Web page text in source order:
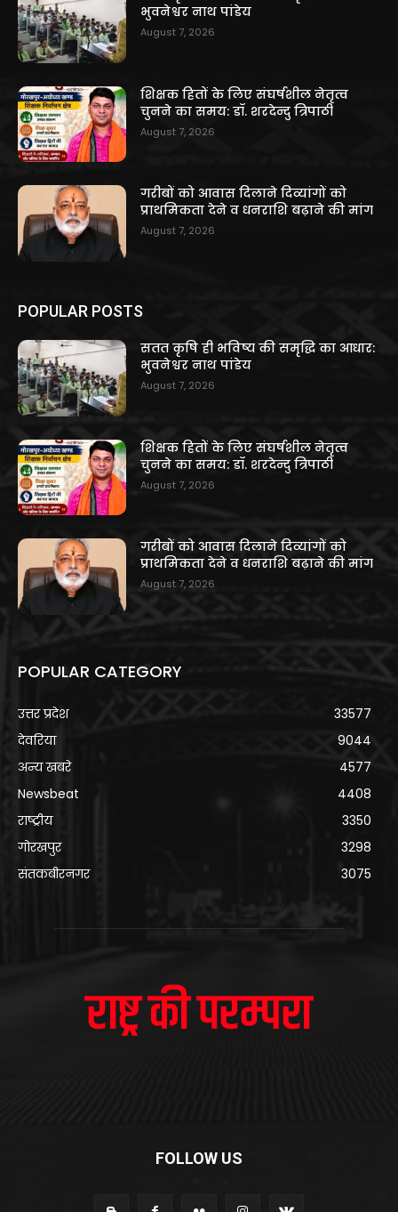
भुवनेश्वर नाथ पांडेय
August 7, 2026
शिक्षक हितों के लिए संघर्षशील नेतृत्व
चुनने का समय: डॉ. शरदेन्दु त्रिपाठी
August 7, 2026
गरीबों को आवास दिलाने दिव्यांगों को
प्राथमिकता देने व धनराशि बढ़ाने की मांग
August 7, 2026
POPULAR POSTS
सतत कृषि ही भविष्य की समृद्धि का आधार:
भुवनेश्वर नाथ पांडेय
August 7, 2026
शिक्षक हितों के लिए संघर्षशील नेतृत्व
चुनने का समय: डॉ. शरदेन्दु त्रिपाठी
August 7, 2026
गरीबों को आवास दिलाने दिव्यांगों को
प्राथमिकता देने व धनराशि बढ़ाने की मांग
August 7, 2026
POPULAR CATEGORY
उत्तर प्रदेश
33577
देवरिया
9044
अन्य खबरे
4577
Newsbeat
4408
राष्ट्रीय
3350
गोरखपुर
3298
संतकबीरनगर
3075
FOLLOW US